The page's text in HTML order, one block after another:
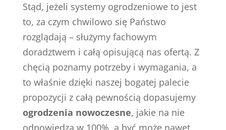
Stąd, jeżeli systemy ogrodzeniowe to jest
to, za czym chwilowo się Państwo
rozglądają – służymy fachowym
doradztwem i całą opisującą nas ofertą. Z
chęcią poznamy potrzeby i wymagania, a
to właśnie dzięki naszej bogatej palecie
propozycji z całą pewnością dopasujemy
ogrodzenia nowoczesne, jakie na nie